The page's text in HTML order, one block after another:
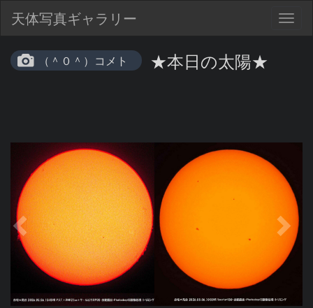
天体写真ギャラリー
（＾０＾）コメト ★本日の太陽★